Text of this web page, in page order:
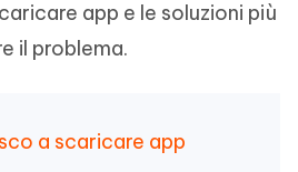
app e le soluzioni più
il problema.
a scaricare app